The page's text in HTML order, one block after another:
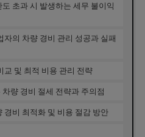
초과 시 발생하는 세무 불이익
자의 차량 경비 관리 성공과 실패
교 및 최적 비용 관리 전략
량 경비 절세 전략과 주의점
경비 최적화 및 비용 절감 방안